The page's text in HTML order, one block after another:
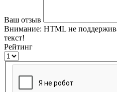
Ваш отзыв
Внимание: HTML не
текст!
Рейтинг